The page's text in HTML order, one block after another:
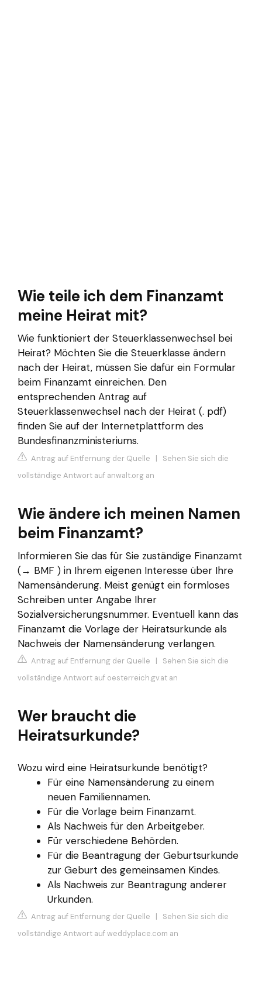
Wie teile ich dem Finanzamt
meine Heirat mit?
Wie funktioniert der Steuerklassenwechsel bei
Heirat? Möchten Sie die Steuerklasse ändern
nach der Heirat, müssen Sie dafür ein Formular
beim Finanzamt einreichen. Den
entsprechenden Antrag auf
Steuerklassenwechsel nach der Heirat (. pdf)
finden Sie auf der Internetplattform des
Bundesfinanzministeriums.
Antrag auf Entfernung der Quelle | Sehen Sie sich die
vollständige Antwort auf anwalt.org an
Wie ändere ich meinen Namen
beim Finanzamt?
Informieren Sie das für Sie zuständige Finanzamt
(→ BMF ) in Ihrem eigenen Interesse über Ihre
Namensänderung. Meist genügt ein formloses
Schreiben unter Angabe Ihrer
Sozialversicherungsnummer. Eventuell kann das
Finanzamt die Vorlage der Heiratsurkunde als
Nachweis der Namensänderung verlangen.
Antrag auf Entfernung der Quelle | Sehen Sie sich die
vollständige Antwort auf oesterreich.gv.at an
Wer braucht die
Heiratsurkunde?
Wozu wird eine Heiratsurkunde benötigt?
Für eine Namensänderung zu einem
neuen Familiennamen.
Für die Vorlage beim Finanzamt.
Als Nachweis für den Arbeitgeber.
Für verschiedene Behörden.
Für die Beantragung der Geburtsurkunde
zur Geburt des gemeinsamen Kindes.
Als Nachweis zur Beantragung anderer
Urkunden.
Antrag auf Entfernung der Quelle | Sehen Sie sich die
vollständige Antwort auf weddyplace.com an